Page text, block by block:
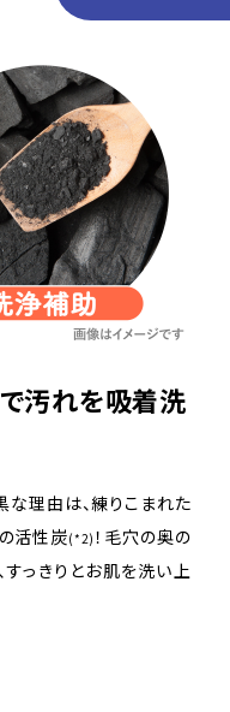
で汚れを吸着洗
な理由は、練りこまれた
活性炭(*2) ！毛穴の奥の
すっきりとお肌を洗い上